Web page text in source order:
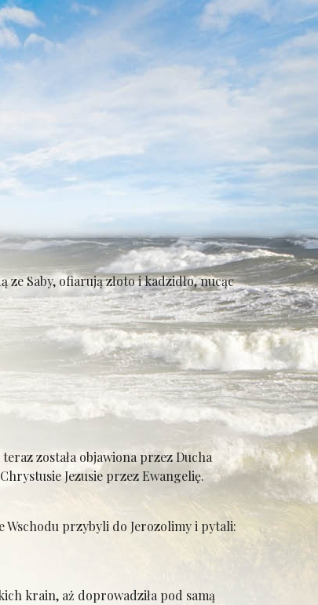
Saby, ofiarują złoto i kadzidło, nucąc
została objawiona przez Ducha
Jezusie przez Ewangelię.
Wschodu przybyli do Jerozolimy i pytali:
krain, aż doprowadziła pod samą